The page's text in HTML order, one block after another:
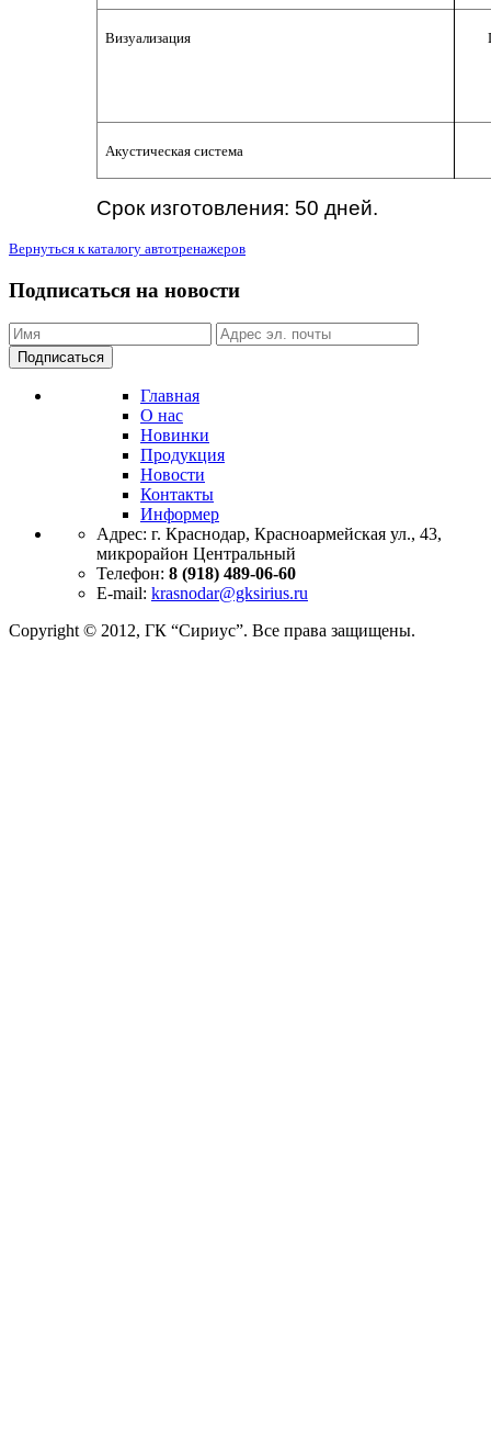
Визуализация
Акустическая система
Срок изготовления: 50 дней.
Вернуться к каталогу автотренажеров
Подписаться на новости
Подписаться
Главная
О нас
Новинки
Продукция
Новости
Контакты
Информер
Адрес: г. Краснодар, Красноармейская ул., 43,
микрорайон Центральный
Телефон: 8 (918) 489-06-60
E-mail: krasnodar@gksirius.ru
Copyright © 2012, ГК “Сириус”. Все права защищены.